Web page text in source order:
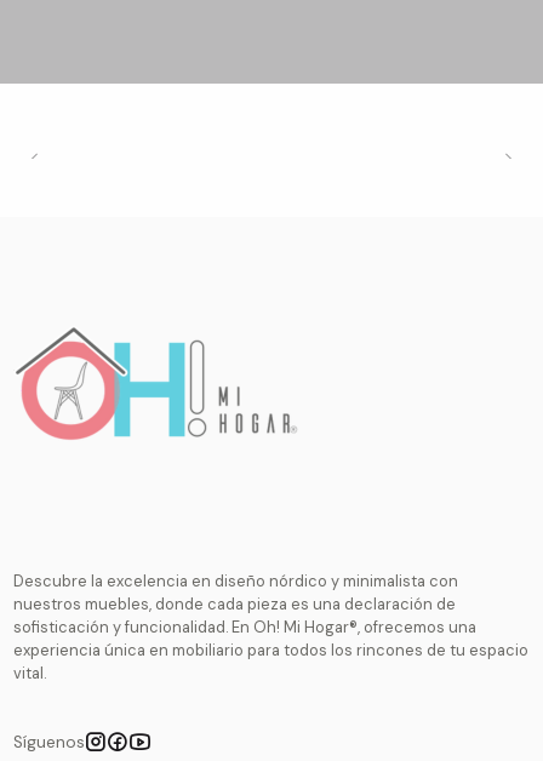
Descubre la excelencia en diseño nórdico y minimalista con
nuestros muebles, donde cada pieza es una declaración de
sofisticación y funcionalidad. En Oh! Mi Hogar®, ofrecemos una
experiencia única en mobiliario para todos los rincones de tu espacio
vital.
Síguenos